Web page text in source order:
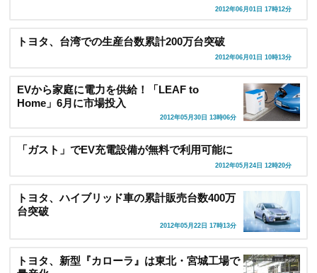
2012年06月01日 17時12分
トヨタ、台湾での生産台数累計200万台突破
2012年06月01日 10時13分
EVから家庭に電力を供給！「LEAF to
Home」6月に市場投入
2012年05月30日 13時06分
「ガスト」でEV充電設備が無料で利用可能に
2012年05月24日 12時20分
トヨタ、ハイブリッド車の累計販売台数400万
台突破
2012年05月22日 17時13分
トヨタ、新型『カローラ』は東北・宮城工場で